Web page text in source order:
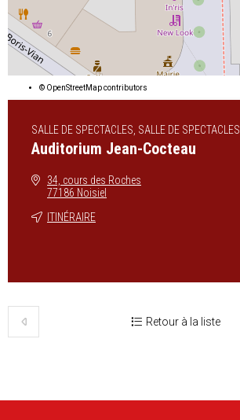
© OpenStreetMapcontributors
SALLE DE SPECTACLES, SALLE DE SPECTACLES
Auditorium Jean-Cocteau
34, cours des Roches
77186 Noisiel
ITINÉRAIRE
Retour à la liste